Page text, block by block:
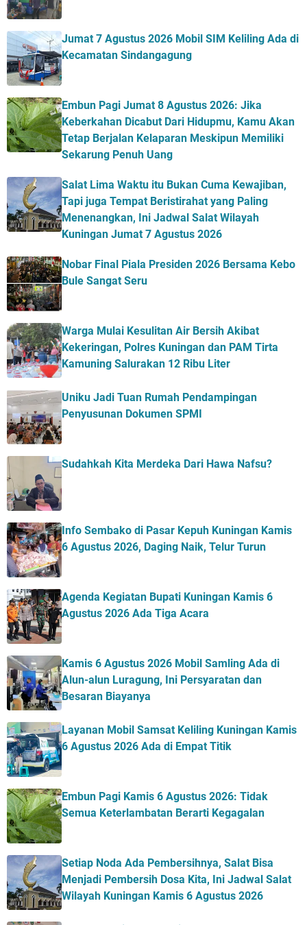
Jumat 7 Agustus 2026 Mobil SIM Keliling Ada di
Kecamatan Sindangagung
Embun Pagi Jumat 8 Agustus 2026: Jika
Keberkahan Dicabut Dari Hidupmu, Kamu Akan
Tetap Berjalan Kelaparan Meskipun Memiliki
Sekarung Penuh Uang
Salat Lima Waktu itu Bukan Cuma Kewajiban,
Tapi juga Tempat Beristirahat yang Paling
Menenangkan, Ini Jadwal Salat Wilayah
Kuningan Jumat 7 Agustus 2026
Nobar Final Piala Presiden 2026 Bersama Kebo
Bule Sangat Seru
Warga Mulai Kesulitan Air Bersih Akibat
Kekeringan, Polres Kuningan dan PAM Tirta
Kamuning Salurakan 12 Ribu Liter
Uniku Jadi Tuan Rumah Pendampingan
Penyusunan Dokumen SPMI
Sudahkah Kita Merdeka Dari Hawa Nafsu?
Info Sembako di Pasar Kepuh Kuningan Kamis
6 Agustus 2026, Daging Naik, Telur Turun
Agenda Kegiatan Bupati Kuningan Kamis 6
Agustus 2026 Ada Tiga Acara
Kamis 6 Agustus 2026 Mobil Samling Ada di
Alun-alun Luragung, Ini Persyaratan dan
Besaran Biayanya
Layanan Mobil Samsat Keliling Kuningan Kamis
6 Agustus 2026 Ada di Empat Titik
Embun Pagi Kamis 6 Agustus 2026: Tidak
Semua Keterlambatan Berarti Kegagalan
Setiap Noda Ada Pembersihnya, Salat Bisa
Menjadi Pembersih Dosa Kita, Ini Jadwal Salat
Wilayah Kuningan Kamis 6 Agustus 2026